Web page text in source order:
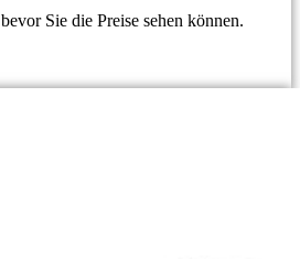
bevor Sie die Preise sehen können.